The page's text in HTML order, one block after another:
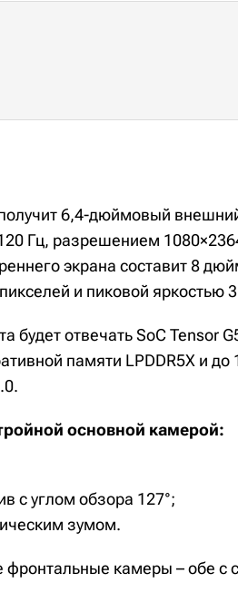
6,4-дюймовый
Гц, разрешением
экрана составит 8
и пиковой яркостью
будет отвечать SoC Tensor
памяти LPDDR5X и до
основной камерой:
с углом обзора 127°;
зумом.
фронтальные камеры – обе с